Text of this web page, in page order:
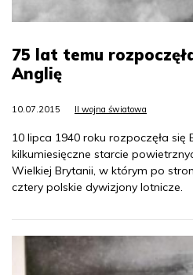
75 lat temu
Anglię
10.07.2015 II wojna światowa
10 lipca 1940 roku rozpoczęła się
kilkumiesięczne starcie
Wielkiej Brytanii, w którym po
cztery polskie dywizjony lotnicze.